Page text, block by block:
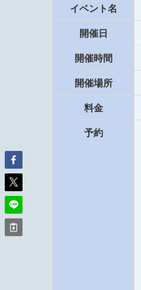
イベント名
開催日
開催時間
開催場所
料金
予約